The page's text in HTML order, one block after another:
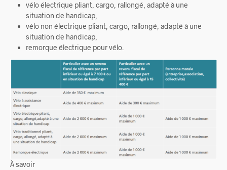
vélo électrique pliant, cargo, rallongé, adapté à une
situation de handicap,
vélo non électrique pliant, cargo, rallongé, adapté à une
situation de handicap,
remorque électrique pour vélo.
À savoir